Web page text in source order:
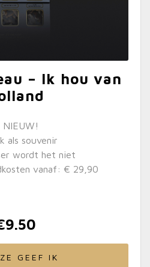
– Ik hou van
NIEUW!
als souvenir
wordt het niet
vanaf: € 29,90
9.50
GEEF IK